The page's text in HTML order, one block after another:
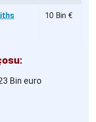
10 Bin €
Bin euro